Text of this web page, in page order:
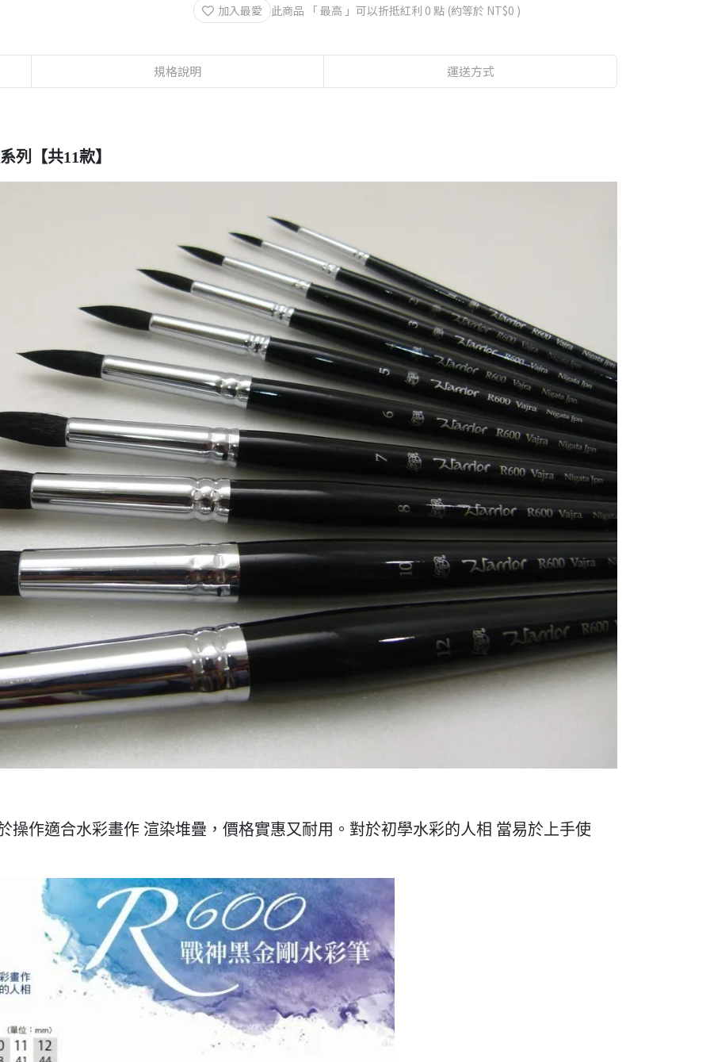
加入最愛 此商品 「 最高 」可以折抵紅利 0 點 (約等於 NT$0 )
規格說明 運送方式
列【共11款】
操作適合水彩畫作 渲染堆疊，價格實惠又耐用。對於初學水彩的人相 當易於上手使